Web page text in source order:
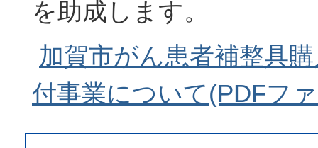
を助成します。
加賀市がん患者補整具
付事業について(PDFフ